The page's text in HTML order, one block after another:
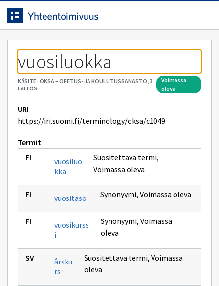
Siirrytty
sivulle
Siirry suoraan sisältöön.
vuosiluokka
KÄSITE· OKSA – OPETUS- JA KOULUTUSSANASTO, 3.
LAITOS ·
voimassa
oleva
URI
https://iri.suomi.fi/terminology/oksa/c1049
Termit
vuosiluo
kka
Suositettava termi,
Voimassa oleva
vuositaso Synonyymi, Voimassa oleva
vuosikurss
i
Synonyymi, Voimassa
oleva
årsku
rs
Suositettava termi,Voimassa
oleva